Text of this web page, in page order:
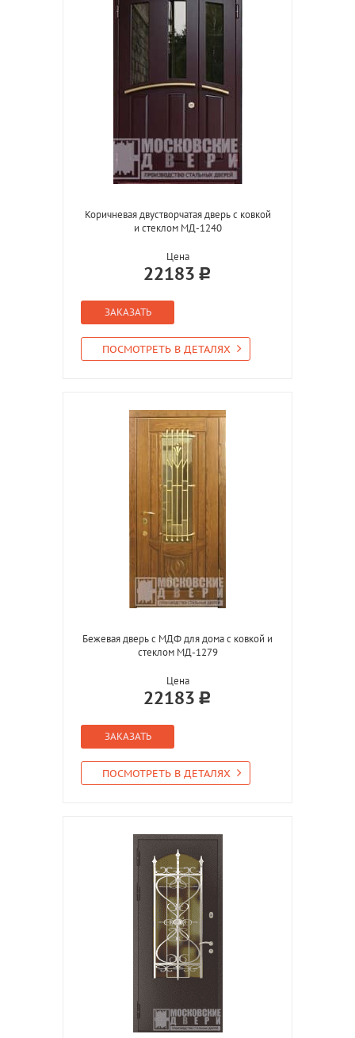
Коричневая двустворчатая дверь с ковкой
и стеклом МД-1240
Цена
22183
ЗАКАЗАТЬ
ПОСМОТРЕТЬ В ДЕТАЛЯХ
Бежевая дверь с МДФ для дома с ковкой и
стеклом МД-1279
Цена
22183
ЗАКАЗАТЬ
ПОСМОТРЕТЬ В ДЕТАЛЯХ